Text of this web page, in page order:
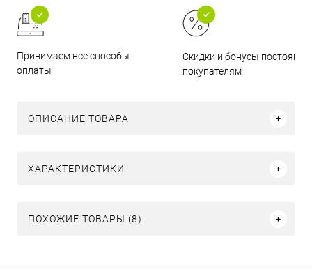
Принимаем все способы
оплаты
Скидки и бонусы
покупателям
ОПИСАНИЕ ТОВАРА
ХАРАКТЕРИСТИКИ
ПОХОЖИЕ ТОВАРЫ (8)